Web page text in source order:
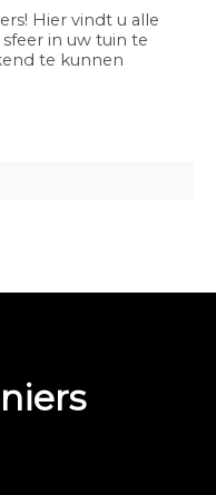
Hier vindt u alle
in uw tuin te
te kunnen